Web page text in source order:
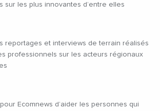
sur les plus innovantes d’entre elles
reportages et interviews de terrain réalisés
professionnels sur les acteurs régionaux
Ecomnews d’aider les personnes qui